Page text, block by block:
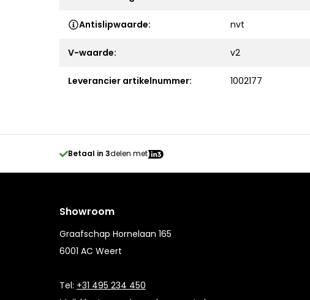
Antislipwaarde: nvt
V-waarde: v2
Leverancier artikelnummer: 1002177
Betaal in 3delen met
Showroom
Graafschap Hornelaan 165
6001 AC Weert
Tel: +31 495 234 450